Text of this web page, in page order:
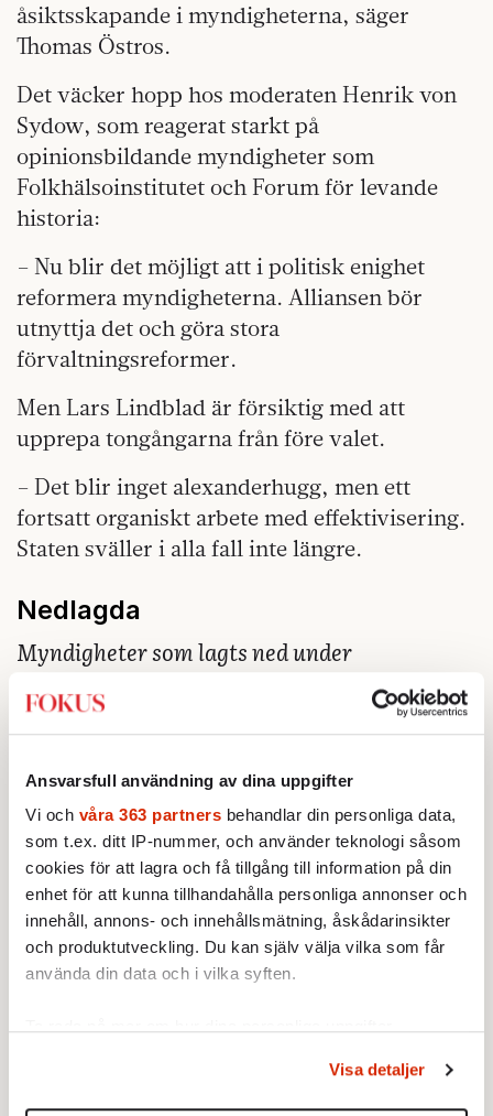
Ansvarsfull användning av dina uppgifter
Vi och våra 363 partners behandlar din personliga data,
som t.ex. ditt IP-nummer, och använder teknologi såsom
cookies för att lagra och få tillgång till information på din
enhet för att kunna tillhandahålla personliga annonser och
innehåll, annons- och innehållsmätning, åskådarinsikter
och produktutveckling. Du kan själv välja vilka som får
använda din data och i vilka syften.
Du kan ändra eller dra tillbaka ditt samtycke när som
helst från cookie-förklaringen.
Visa detaljer
åsiktsskapande i myndigheterna, säger
Thomas Östros.
Det väcker hopp hos moderaten Henrik von
Sydow, som reagerat starkt på
opinionsbildande myndigheter som
Folkhälsoinstitutet och Forum för levande
historia:
– Nu blir det möjligt att i politisk enighet
reformera myndigheterna. Alliansen bör
utnyttja det och göra stora
förvaltningsreformer.
Men Lars Lindblad är försiktig med att
upprepa tongångarna från före valet.
– Det blir inget alexanderhugg, men ett
fortsatt organiskt arbete med effektivisering.
Staten sväller i alla fall inte längre.
Nedlagda
Myndigheter som lagts ned under
2007
Nämnden för trafikledarskolan i Sturup,
Riksrevisionsverket, Riksdagens revisorer,
Arbetslivsinstitutet, Arbetslivsfonden,
Statteldelegationen, Utlänningsnämnden,
Utskiftningsdelegationen, Nämnden för
offentlig upphandling, Centrala
försöksdjursnämnden, Postverkets
3 lantbruksnämnder, 3 stiftsnämnder,